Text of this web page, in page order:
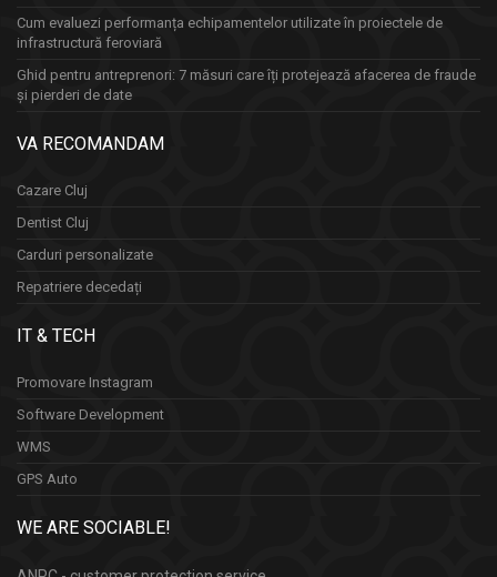
Cum evaluezi performanța echipamentelor utilizate în proiectele de
infrastructură feroviară
Ghid pentru antreprenori: 7 măsuri care îți protejează afacerea de fraude
și pierderi de date
VA RECOMANDAM
Cazare Cluj
Dentist Cluj
Carduri personalizate
Repatriere decedați
IT & TECH
Promovare Instagram
Software Development
WMS
GPS Auto
WE ARE SOCIABLE!